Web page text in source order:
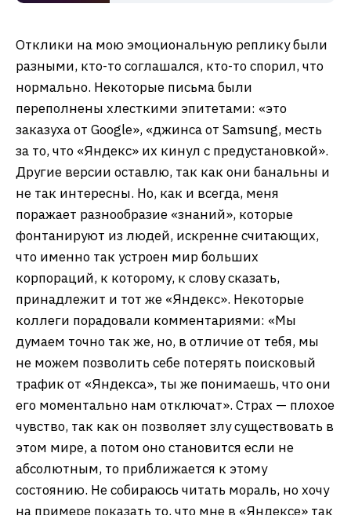
Отклики на мою эмоциональную реплику были
разными, кто-то соглашался, кто-то спорил, что
нормально. Некоторые письма были
переполнены хлесткими эпитетами: «это
заказуха от Google», «джинса от Samsung, месть
за то, что «Яндекс» их кинул с предустановкой».
Другие версии оставлю, так как они банальны и
не так интересны. Но, как и всегда, меня
поражает разнообразие «знаний», которые
фонтанируют из людей, искренне считающих,
что именно так устроен мир больших
корпораций, к которому, к слову сказать,
принадлежит и тот же «Яндекс». Некоторые
коллеги порадовали комментариями: «Мы
думаем точно так же, но, в отличие от тебя, мы
не можем позволить себе потерять поисковый
трафик от «Яндекса», ты же понимаешь, что они
его моментально нам отключат». Страх — плохое
чувство, так как он позволяет злу существовать в
этом мире, а потом оно становится если не
абсолютным, то приближается к этому
состоянию. Не собираюсь читать мораль, но хочу
на примере показать то, что мне в «Яндексе» так